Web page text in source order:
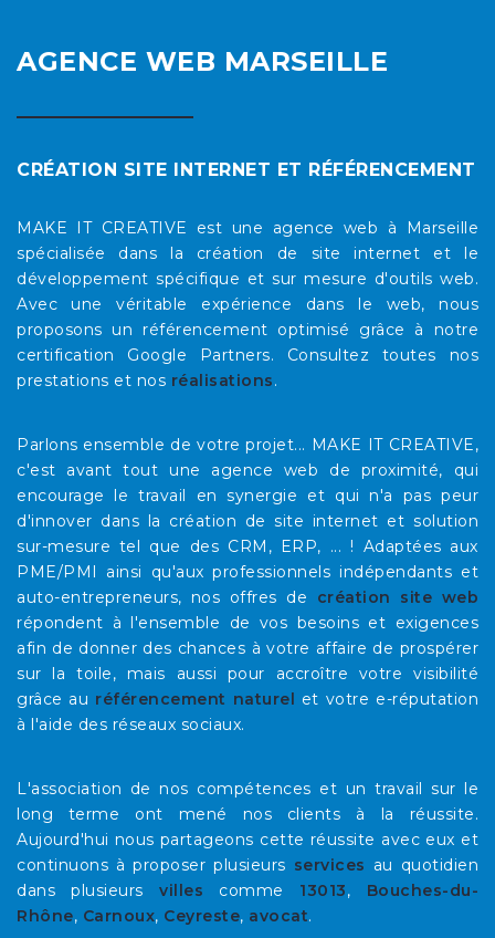
AGENCE WEB MARSEILLE
CRÉATION SITE INTERNET ET RÉFÉRENCEMENT
MAKE IT CREATIVE est une agence web à Marseille
spécialisée dans la création de site internet et le
développement spécifique et sur mesure d'outils web.
Avec une véritable expérience dans le web, nous
proposons un référencement optimisé grâce à notre
certification Google Partners. Consultez toutes nos
prestations et nos réalisations.
Parlons ensemble de votre projet... MAKE IT CREATIVE,
c'est avant tout une agence web de proximité, qui
encourage le travail en synergie et qui n'a pas peur
d'innover dans la création de site internet et solution
sur-mesure tel que des CRM, ERP, ... ! Adaptées aux
PME/PMI ainsi qu'aux professionnels indépendants et
auto-entrepreneurs, nos offres de création site web
répondent à l'ensemble de vos besoins et exigences
afin de donner des chances à votre affaire de prospérer
sur la toile, mais aussi pour accroître votre visibilité
grâce au référencement naturel et votre e-réputation
à l'aide des réseaux sociaux.
L'association de nos compétences et un travail sur le
long terme ont mené nos clients à la réussite.
Aujourd'hui nous partageons cette réussite avec eux et
continuons à proposer plusieurs services au quotidien
dans plusieursvilles comme 13013, Bouches-du-
Rhône, Carnoux, Ceyreste, avocat.